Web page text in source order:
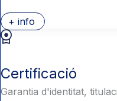
+ info
Certificació
Garantia d'identitat,